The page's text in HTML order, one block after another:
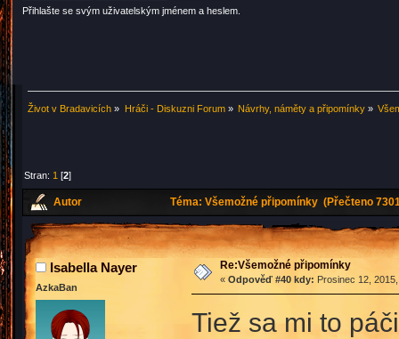
Přihlašte se svým uživatelským jménem a heslem.
Život v Bradavicích » Hráči - Diskuzni Forum» Návrhy, náměty a připomínky»
Stran: 1 [2]
Autor Téma: Všemožné připomínky (Přečteno
Isabella Nayer
AzkaBan
Re:Všemožné připomínky
« Odpověď #40 kdy: Prosinec 12,
Tiež sa mi to